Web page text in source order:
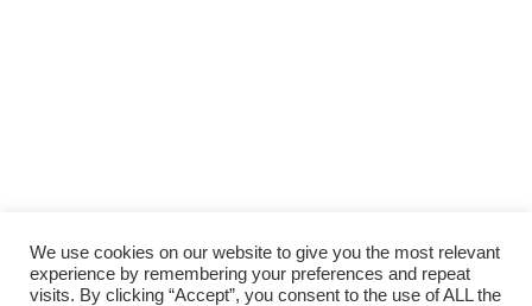
We use cookies on our website to give you the most relevant
experience by remembering your preferences and repeat
visits. By clicking “Accept”, you consent to the use of ALL the